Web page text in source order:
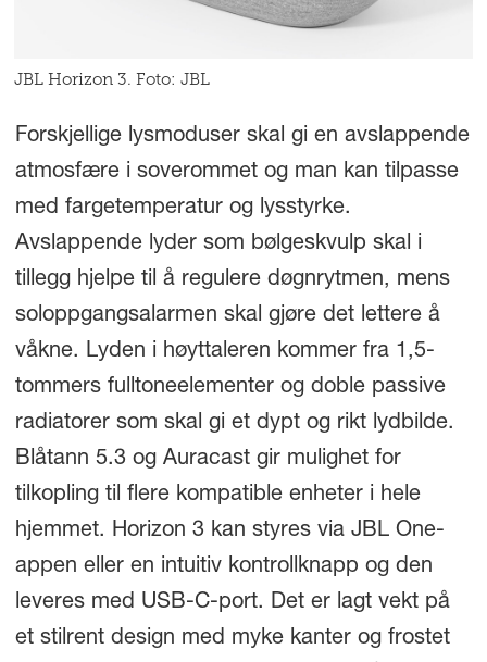
JBL Horizon 3. Foto: JBL
Forskjellige lysmoduser skal gi en avslappende
atmosfære i soverommet og man kan tilpasse
med fargetemperatur og lysstyrke.
Avslappende lyder som bølgeskvulp skal i
tillegg hjelpe til å regulere døgnrytmen, mens
soloppgangsalarmen skal gjøre det lettere å
våkne. Lyden i høyttaleren kommer fra 1,5-
tommers fulltoneelementer og doble passive
radiatorer som skal gi et dypt og rikt lydbilde.
Blåtann 5.3 og Auracast gir mulighet for
tilkopling til flere kompatible enheter i hele
hjemmet. Horizon 3 kan styres via JBL One-
appen eller en intuitiv kontrollknapp og den
leveres med USB-C-port. Det er lagt vekt på
et stilrent design med myke kanter og frostet